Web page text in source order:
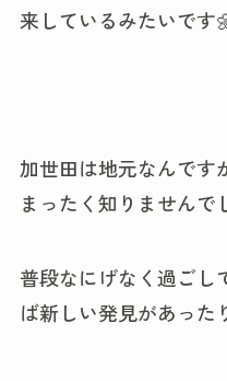
来しているみたいです
加世田は地元なんです
まったく知りませんで
普段なにげなく過ごし
ば新しい発見があっ